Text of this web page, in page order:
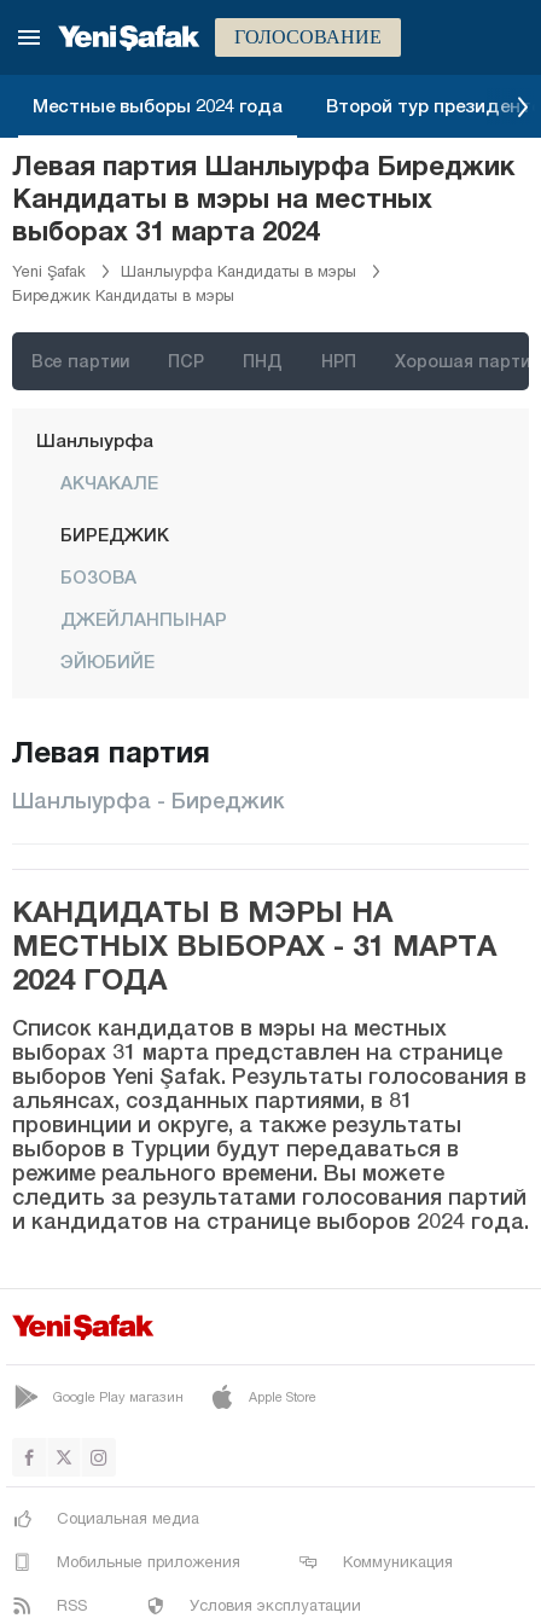
ГОЛОСОВАНИЕ
Местные выборы 2024 года Второй тур
Левая партия Шанлыурфа Биреджик
Кандидаты в мэры на местных
выборах 31 марта 2024
Yeni Şafak
Шанлыурфа Кандидаты в мэры
Биреджик Кандидаты в мэры
Все партии ПСР ПНД НРП Хорошая партия
Мугла
Невшехир
Нигде
Орду
Османие
Ризе
Самсун
Шанлыурфа
АКЧАКАЛЕ
БИРЕДЖИК
БОЗОВА
ДЖЕЙЛАНПЫНАР
ЭЙЮБИЙЕ
ХАЛИЛИЕ
ХАРРАН
КАРАКОПРЮ
СИВЕРЕК
СУРУЧ
ВИРАНШЕХИР
Сиирт
Синоп
Шырнак
Сивас
Текирдаг
Трабзон
Тунджели
Ялова
Левая партия
Шанлыурфа - Биреджик
КАНДИДАТЫ В МЭРЫ НА
МЕСТНЫХ ВЫБОРАХ - 31 МАРТА
2024 ГОДА
Список кандидатов в мэры на местных
выборах 31 марта представлен на странице
выборов Yeni Şafak. Результаты голосования в
альянсах, созданных партиями, в 81
провинции и округе, а также результаты
выборов в Турции будут передаваться в
режиме реального времени. Вы можете
следить за результатами голосования партий
и кандидатов на странице выборов 2024 года.
Google Play магазин Apple Store
Социальная медиа
Мобильные приложения Коммуникация
RSS Условия эксплуатации